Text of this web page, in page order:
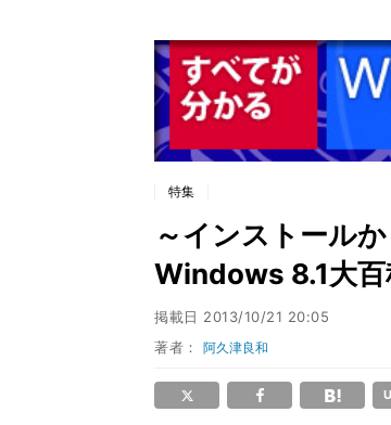
特集
～インストール
Windows 8.1大百
掲載日 2013/10/21 20:05
著者：阿久津良和